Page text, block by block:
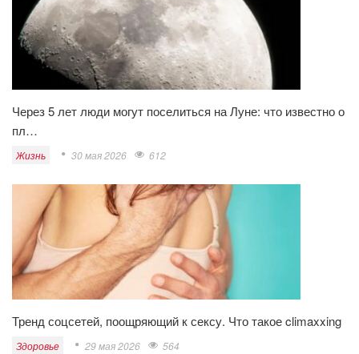
Через 5 лет люди могут поселиться на Луне: что известно о
пл…
Жизнь 30 мая 2026 612
Тренд соцсетей, поощряющий к сексу. Что такое climaxxing
Здоровье 29 мая 2026 564